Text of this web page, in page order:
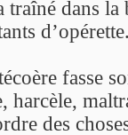
traîné dans la
fasse
harcèle,
des